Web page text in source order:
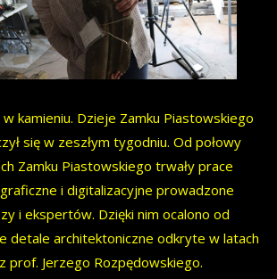
kamieniu. Dzieje Zamku Piastowskiego
się w zeszłym tygodniu. Od połowy
Zamku Piastowskiego trwały prace
i digitalizacyjne prowadzone
i ekspertów. Dzięki nim ocalono od
detale architektoniczne odkryte w latach
prof. Jerzego Rozpędowskiego.